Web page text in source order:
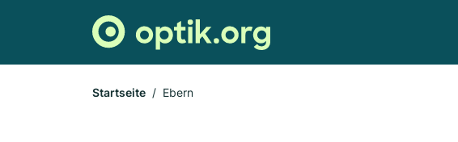
Startseite Ebern